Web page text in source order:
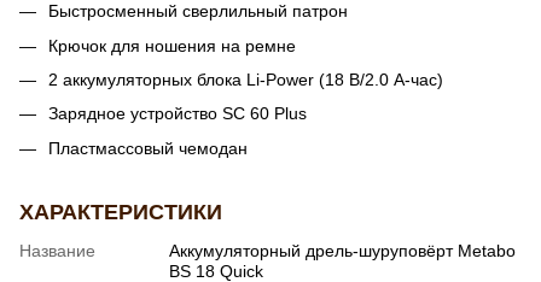
Быстросменный сверлильный патрон
Крючок для ношения на ремне
2 аккумуляторных блока Li-Power (18 В/2.0 А-час)
Зарядное устройство SC 60 Plus
Пластмассовый чемодан
ХАРАКТЕРИСТИКИ
Название
Аккумуляторный дрель-шуруповёрт Metabo
BS 18 Quick